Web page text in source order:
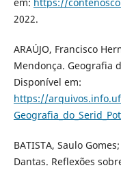
2022.
ARAÚJO, Francisco
Mendonça. Geografia
Disponível em:
https://
BATISTA, Saulo
Dantas. Reflexões